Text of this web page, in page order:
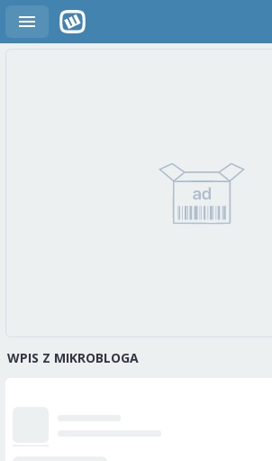
WPIS Z MIKROBLOGA